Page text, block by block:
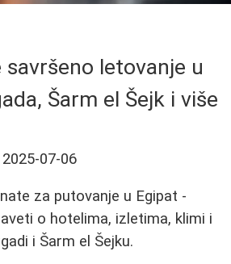
savršeno letovanje u
Šarm el Šejk i više
2025-07-06
za putovanje u Egipat -
o hotelima, izletima, klimi i
i Šarm el Šejku.